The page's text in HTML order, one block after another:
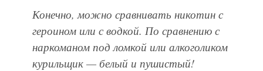
Конечно, можно сравнивать никотин с
героином или с водкой. По сравнению с
наркоманом под ломкой или алкоголиком
курильщик — белый и пушистый!